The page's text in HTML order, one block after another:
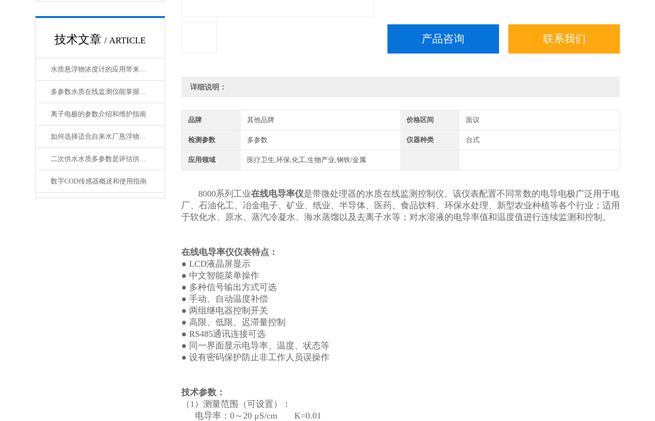
技术文章 / ARTICLE
水质悬浮物浓度计的应用带来了诸多好处
多参数水质在线监测仪能掌握水质的实时动态
离子电极的参数介绍和维护指南
如何选择适合自来水厂悬浮物在线监测仪？
二次供水水质多参数是评估供水安全的关键指标
数字COD传感器概述和使用指南
产品咨询 联系我们
详细说明：
品牌 其他品牌 价格区间 面议
检测参数 多参数 仪器种类 台式
应用领域 医疗卫生,环保,化工,生物产业,钢铁/金属
8000系列工业在线电导率仪是带微处理器的水质在线监测控制仪。该仪表配置不同常数的电导电极广泛用于电
厂、石油化工、冶金电子、矿业、纸业、半导体、医药、食品饮料、环保水处理、新型农业种植等各个行业；适用
于软化水、原水、蒸汽冷凝水、海水蒸馏以及去离子水等；对水溶液的电导率值和温度值进行连续监测和控制。
在线电导率仪仪表特点：
● LCD液晶屏显示
● 中文智能菜单操作
● 多种信号输出方式可选
● 手动、自动温度补偿
● 两组继电器控制开关
● 高限、低限、迟滞量控制
● RS485通讯连接可选
● 同一界面显示电导率、 温度、 状态等
● 设有密码保护防止非工作人员误操作
技术参数：
（ 1）测量范围（可设置）：
电导率： 0～20 μS/cm K=0.01